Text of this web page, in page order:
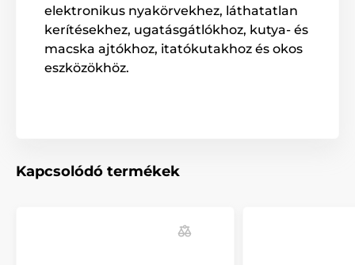
Tartozékok kiképző nyakörvek
Nyakörvek
elektronikus nyakörvekhez, láthatatlan
kerítésekhez, ugatásgátlókhoz, kutya- és
macska ajtókhoz, itatókutakhoz és okos
eszközökhöz.
Kapcsolódó termékek